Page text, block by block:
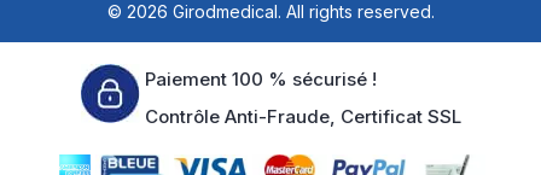
© 2026 Girodmedical. All rights reserved.
Paiement 100 % sécurisé !
Contrôle Anti-Fraude, Certificat SSL